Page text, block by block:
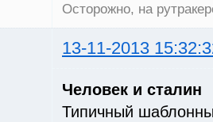
Осторожно, на
13-11-2013
Человек и сталин
Типичный